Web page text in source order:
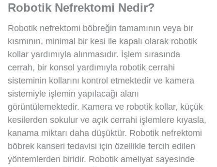
Robotik Nefrektomi Nedir?
Robotik nefrektomi böbreğin tamamının veya bir
kısmının, minimal bir kesi ile kapalı olarak robotik
kollar yardımıyla alınmasıdır. İşlem sırasında
cerrah, bir konsol yardımıyla robotik cerrahi
sisteminin kollarını kontrol etmektedir ve kamera
sistemiyle işlemin yapılacağı alanı
görüntülemektedir. Kamera ve robotik kollar, küçük
kesilerden sokulur ve açık cerrahi işlemlere kıyasla,
kanama miktarı daha düşüktür. Robotik nefrektomi
böbrek kanseri tedavisi için özellikle tercih edilen
yöntemlerden biridir. Robotik ameliyat sayesinde